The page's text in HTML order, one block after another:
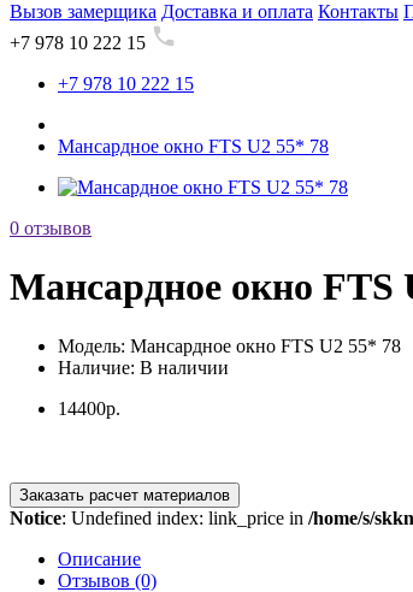
Вызов замерщика Доставка и оплата Контакты
+7 978 10 222 15
+7 978 10 222 15
Мансардное окно FTS U2 55* 78
0 отзывов
Мансардное окно FTS
Модель: Мансардное окно FTS U2 55* 78
Наличие: В наличии
14400р.
Заказать расчет материалов
Notice: Undefined index: link_price in /home/s/
Описание
Отзывов (0)